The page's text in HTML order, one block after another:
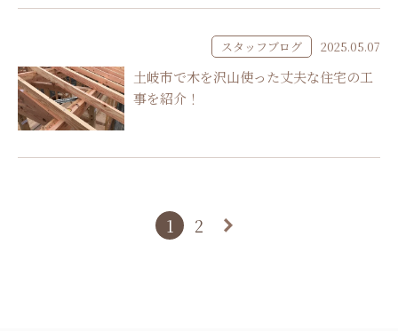
スタッフブログ 2025.05.07
土岐市で木を沢山使った丈夫な住宅の工
事を紹介！
1 2